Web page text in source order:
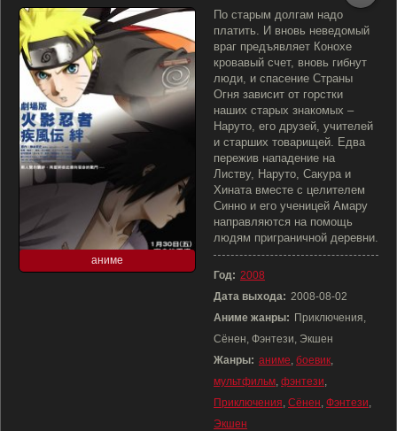
аниме
По старым долгам надо
платить. И вновь неведомый
враг предъявляет Конохе
кровавый счет, вновь гибнут
люди, и спасение Страны
Огня зависит от горстки
наших старых знакомых –
Наруто, его друзей, учителей
и старших товарищей. Едва
пережив нападение на
Листву, Наруто, Сакура и
Хината вместе с целителем
Синно и его ученицей Амару
направляются на помощь
людям приграничной деревни.
Год: 2008
Дата выхода: 2008-08-02
Аниме жанры: Приключения,
Сёнен, Фэнтези, Экшен
Жанры: аниме, боевик,
мультфильм, фэнтези,
Приключения, Сёнен, Фэнтези,
Экшен